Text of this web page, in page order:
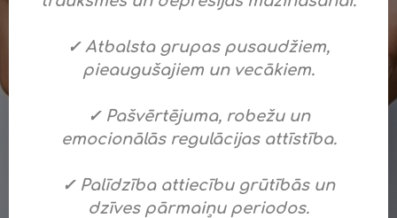
✓ Atbalsta grupas pusaudžiem,
pieaugušajiem un vecākiem.
✓ Pašvērtējuma, robežu un
emocionālās regulācijas attīstība.
✓ Palīdzība attiecību grūtībās un
dzīves pārmaiņu periodos.